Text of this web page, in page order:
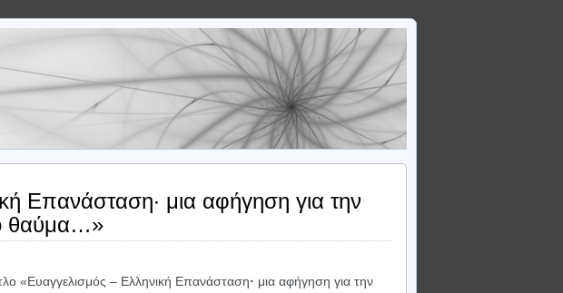
Επανάσταση· μια αφήγηση για την
θαύμα…»
«Ευαγγελισμός – Ελληνική Επανάσταση· μια αφήγηση για την